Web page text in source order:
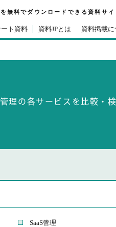
無料でダウンロードできる資料サイ
ト資料 資料JPとは 資料掲載に
理の各サービスを比較・
SaaS管理